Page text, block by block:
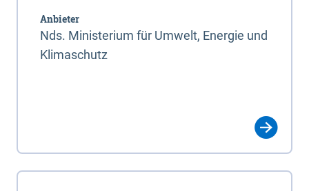
Anbieter
Nds. Ministerium für Umwelt, Energie und
Klimaschutz